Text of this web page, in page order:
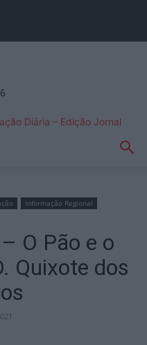
Diária – Edição Jornal
Informação Regional
O Pão e o
Quixote dos